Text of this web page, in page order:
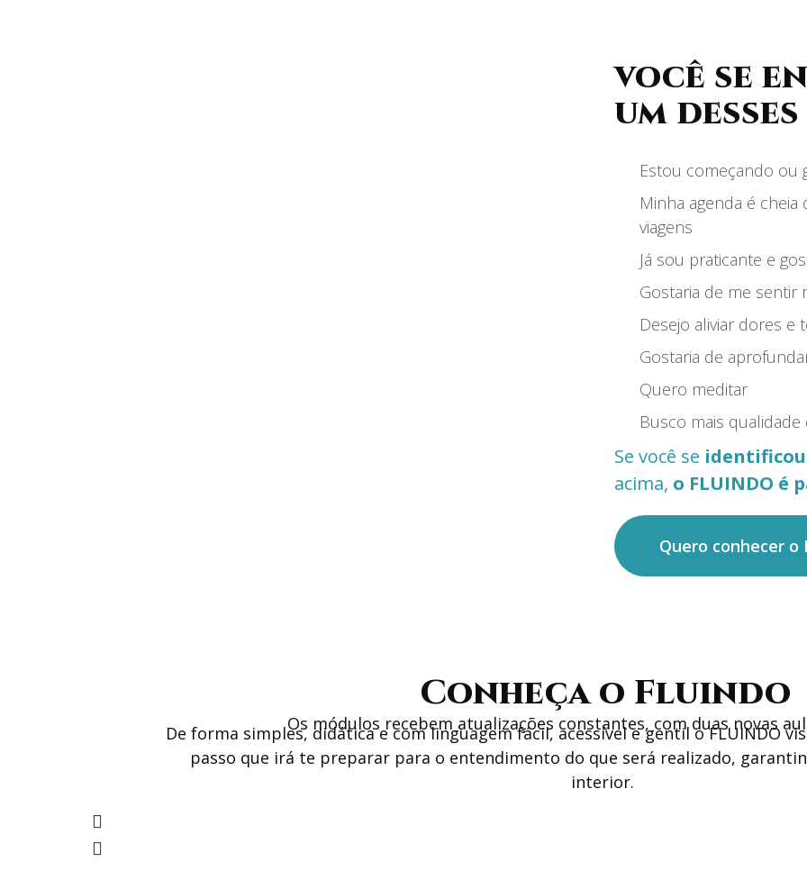
você se
um
Estou começando ou
Minha agenda é
viagens
Já sou praticante e
Gostaria de me sentir
Desejo aliviar dores e
Gostaria de
Quero meditar
Busco mais qualidade
Se você se identificou
acima, o FLUINDO é
Quero conhecer o
Conheça o Fluindo
Os módulos recebem atualizações constantes, com duas novas
De forma simples, didática e com linguagem fácil, acessível e gentil o FLUINDO
passo que irá te preparar para o entendimento do que será realizado,
interior.